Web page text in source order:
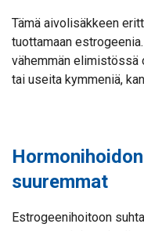
Tämä aivolisäkkeen
tuottamaan
vähemmän elimistössä
tai useita kymmeniä,
suuremmat
Estrogeenihoitoon